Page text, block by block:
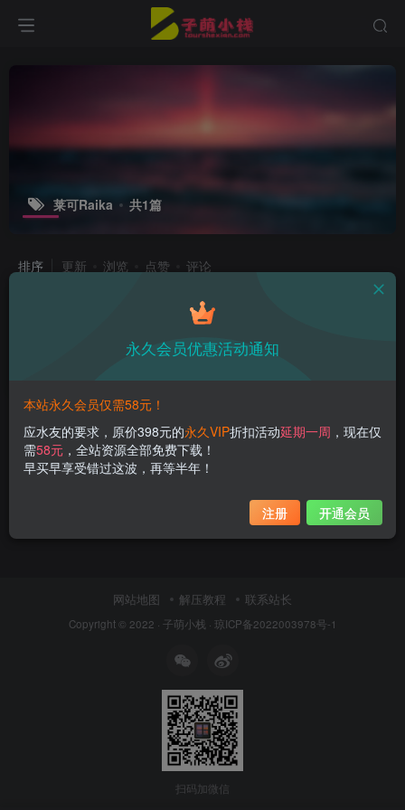
莱可Raika 共1篇
排序 更新 浏览 点赞 评论
莱可Raika图片集分享，甜美可爱的户
外冒险大神
热点资讯
网站地图 解压教程 联系站长
Copyright © 2022 · 子萌小栈 · 琼ICP备2022003978号-1
扫码加微信
永久会员优惠活动通知
本站永久会员仅需58元！
应水友的要求，原价398元的永久VIP折扣活动延期一周 ，现在仅
需58元 ，全站资源全部免费下载！
早买早享受错过这波，再等半年！
注册 开通会员